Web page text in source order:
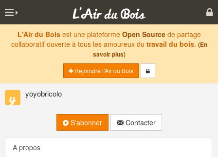
L'Air du Boisest une plateforme Open Sourcede partage
collaboratif ouverte à tous les amoureux du travail du bois. (En
savoir plus)
Rejoindre l'Air du Bois
yoyobricolo
S'abonner Contacter
A propos